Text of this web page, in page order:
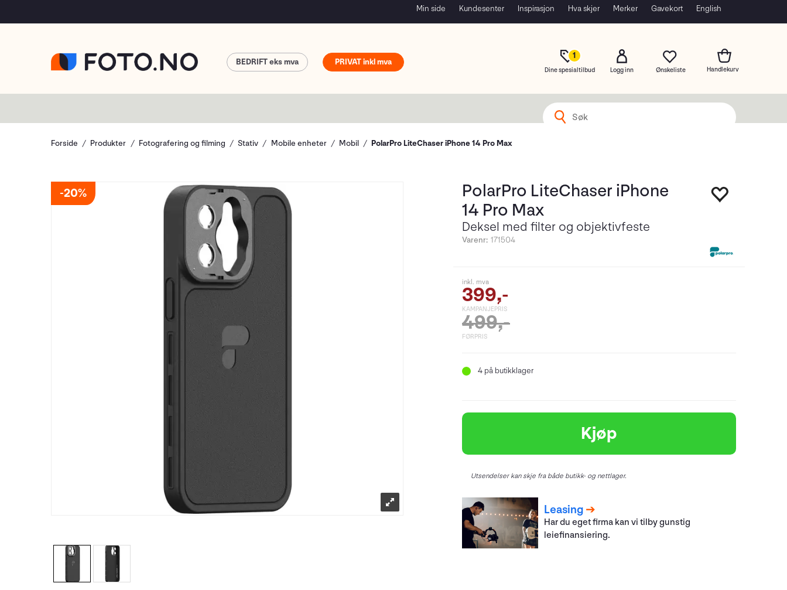
Min side Kundesenter Inspirasjon Hva skjer Merker Gavekort English
1
Dine spesialtilbud Logg inn
PRIVAT
BEDRIFT
Forside Produkter Fotografering og filming Stativ Mobile enheter Mobil PolarPro LiteChaser iPhone 14 Pro Max
20%
PolarPro LiteChaser iPhone
14 Pro Max
Deksel med filter og objektivfeste
Varenr: 171504
inkl. mva
399,-
KAMPANJEPRIS
499,-
FØRPRIS
4 på butikklager
Kjøp
Utsendelser kan skje fra både butikk- og nettlager.
Leasing
Har du eget firma kan vi tilby gunstig
leiefinansiering.